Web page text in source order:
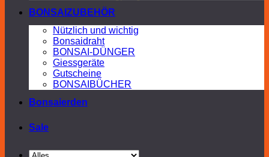
BONSAIZUBEHÖR
Nützlich und wichtig
Bonsaidraht
BONSAI-DÜNGER
Giessgeräte
Gutscheine
BONSAIBÜCHER
Bonsaierden
Sale